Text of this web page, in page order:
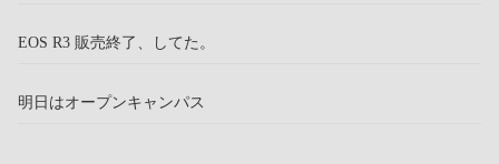
EOS R3 販売終了、してた。
明日はオープンキャンパス